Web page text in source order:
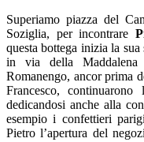
Superiamo piazza del
Soziglia, per incontrare
questa bottega inizia la
in via della
Romanengo, ancor prima
Francesco,
dedicandosi anche alla
esempio i confettieri
Pietro l’apertura del